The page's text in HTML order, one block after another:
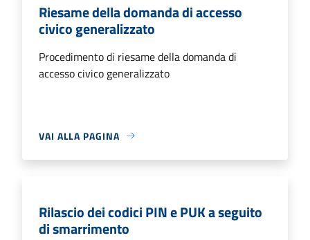
Riesame della domanda di accesso
civico generalizzato
Procedimento di riesame della domanda di
accesso civico generalizzato
VAI ALLA PAGINA
Rilascio dei codici PIN e PUK a seguito
di smarrimento